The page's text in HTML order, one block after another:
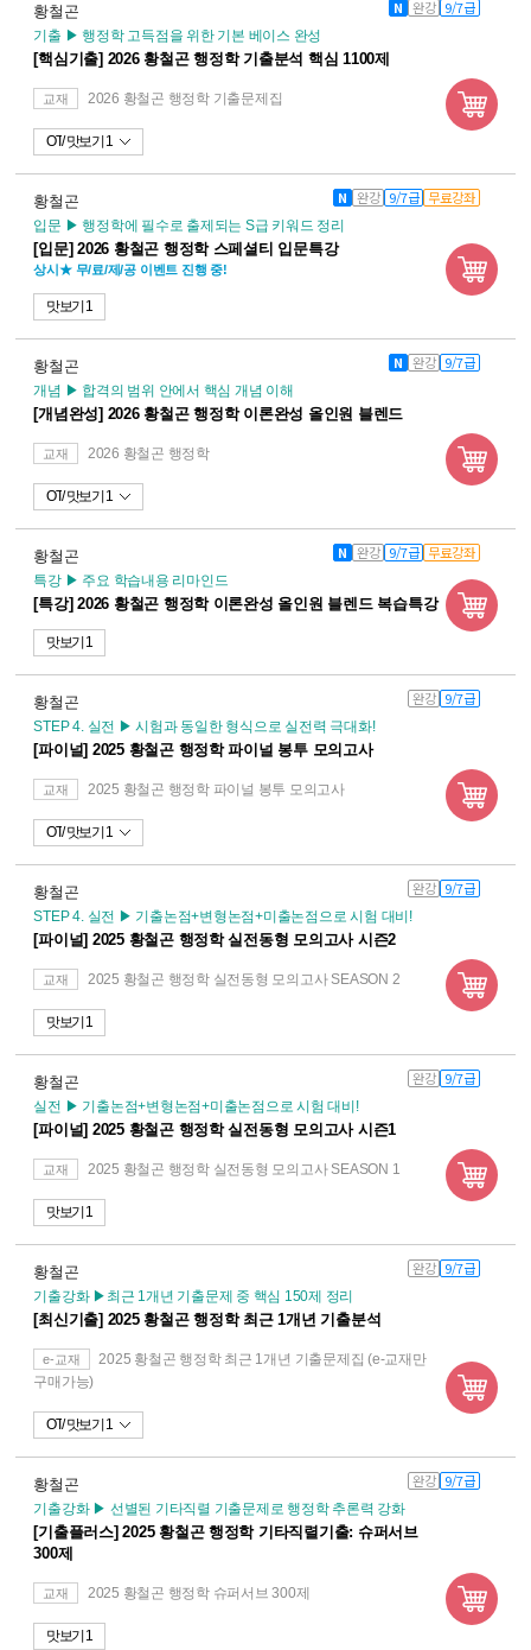
황철곤 N 완강 9/7급
기출 ▶ 행정학 고득점을 위한 기본 베이스 완성
[핵심기출] 2026 황철곤 행정학 기출분석 핵심 1100제
교재 2026 황철곤 행정학 기출문제집
OT 맛보기 1
황철곤 N 완강 9/7급 무료강좌
입문 ▶ 행정학에 필수로 출제되는 S급 키워드 정리
[입문] 2026 황철곤 행정학 스페셜티 입문특강
상시★ 무/료/제/공 이벤트 진행 중!
맛보기 1
황철곤 N 완강 9/7급
개념 ▶ 합격의 범위 안에서 핵심 개념 이해
[개념완성] 2026 황철곤 행정학 이론완성 올인원 블렌드
교재 2026 황철곤 행정학
OT 맛보기 1
황철곤 N 완강 9/7급 무료강좌
특강 ▶ 주요 학습내용 리마인드
[특강] 2026 황철곤 행정학 이론완성 올인원 블렌드 복습특강
맛보기 1
황철곤 완강 9/7급
STEP 4. 실전 ▶ 시험과 동일한 형식으로 실전력 극대화!
[파이널] 2025 황철곤 행정학 파이널 봉투 모의고사
교재 2025 황철곤 행정학 파이널 봉투 모의고사
OT 맛보기 1
황철곤 완강 9/7급
STEP 4. 실전 ▶ 기출논점+변형논점+미출논점으로 시험 대비!
[파이널] 2025 황철곤 행정학 실전동형 모의고사 시즌2
교재 2025 황철곤 행정학 실전동형 모의고사 SEASON 2
맛보기 1
황철곤 완강 9/7급
실전 ▶ 기출논점+변형논점+미출논점으로 시험 대비!
[파이널] 2025 황철곤 행정학 실전동형 모의고사 시즌1
교재 2025 황철곤 행정학 실전동형 모의고사 SEASON 1
맛보기 1
황철곤 완강 9/7급
기출강화 ▶최근 1개년 기출문제 중 핵심 150제 정리
[최신기출] 2025 황철곤 행정학 최근 1개년 기출분석
e-교재
2025 황철곤 행정학 최근 1개년 기출문제집 (e-교재만
구매가능)
OT 맛보기 1
황철곤 완강 9/7급
기출강화 ▶ 선별된 기타직렬 기출문제로 행정학 추론력 강화
[기출플러스] 2025 황철곤 행정학 기타직렬기출: 슈퍼서브
300제
교재 2025 황철곤 행정학 슈퍼서브 300제
맛보기 1